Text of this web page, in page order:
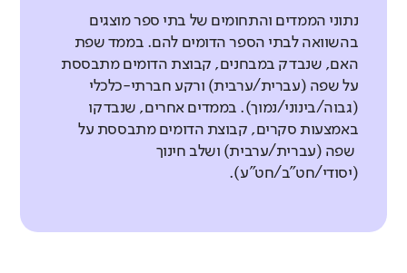
נתוני הממדים והתחומים של בתי ספר מוצגים
בהשוואה לבתי הספר הדומים להם. בממד שפת
האם, שנבדק במבחנים, קבוצת הדומים מתבססת
על שפה (עברית/ערבית) ורקע חברתי-כלכלי
(גבוה/בינוני/נמוך). בממדים אחרים, שנבדקו
באמצעות סקרים, קבוצת הדומים מתבססת על
שפה (עברית/ערבית) ושלב חינוך
(יסודי/חט"ב/חט"ע).